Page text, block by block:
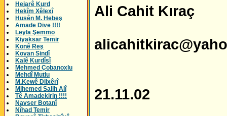
Hejarê Kurd
Hekîm Xêlexî
Husên M. Hebeş
Amade Dive !!!!
Leyla Şemmo
Kiyaksar Temir
Konê Reş
Kovan Sindî
Kalê Kurdîsî
Mehmed Çobanoxlu
Mehdî Mutlu
M.Kewê Dilxêrî
Mihemed Salih Alî
Tê Amadekirin !!!!
Navser Botanî
Nîhad Temir
Ali Cahit Kıraç
21.11.02